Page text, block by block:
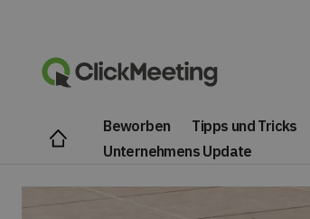
Beworben Tipps und Tricks
Unternehmens Update